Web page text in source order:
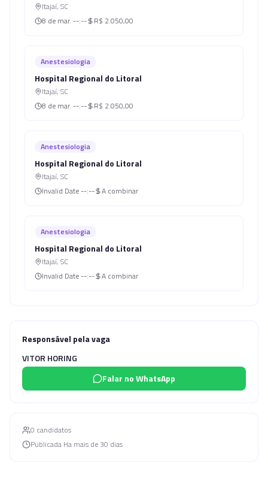
Itajaí, SC
8 de mar. --:-- R$ 2.050,00
Anestesiologia
Hospital Regional do Litoral
Itajaí, SC
8 de mar. --:-- R$ 2.050,00
Anestesiologia
Hospital Regional do Litoral
Itajaí, SC
Invalid Date --:-- A combinar
Anestesiologia
Hospital Regional do Litoral
Itajaí, SC
Invalid Date --:-- A combinar
Responsável pela vaga
VITOR HORING
Falar no WhatsApp
0 candidatos
Publicada Ha mais de 30 dias